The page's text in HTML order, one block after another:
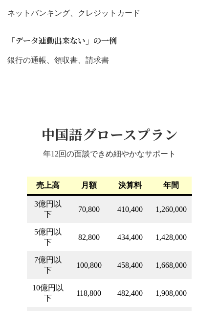
ネットバンキング、クレジットカード
「データ連動出来ない」の一例
銀行の通帳、領収書、請求書
中国語グロースプラン
年12回の面談できめ細やかなサポート
売上高 月額 決算料 年間
3億円以
下
70,800 410,400 1,260,000
5億円以
下
82,800 434,400 1,428,000
7億円以
下
100,800 458,400 1,668,000
10億円以
下
118,800 482,400 1,908,000